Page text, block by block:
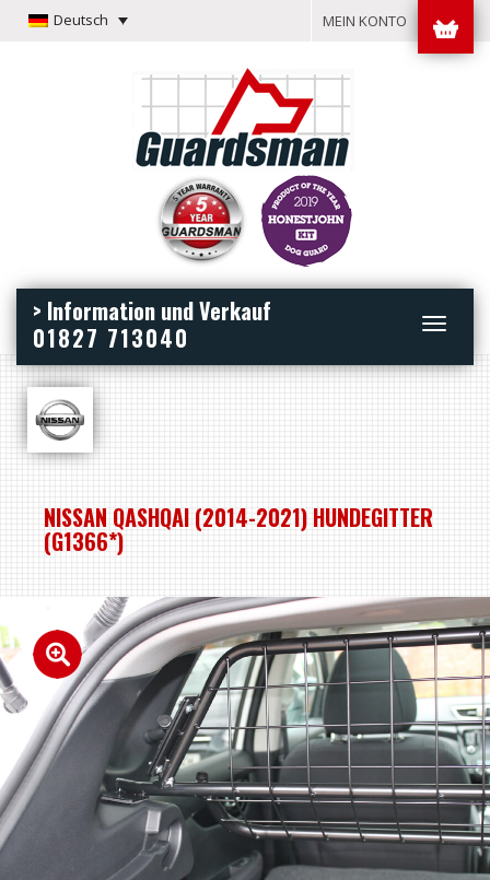
Deutsch MEIN KONTO
Toggle
> Information und Verkauf
01827 713040
NISSAN QASHQAI (2014-2021) HUNDEGITTER
(G1366*)